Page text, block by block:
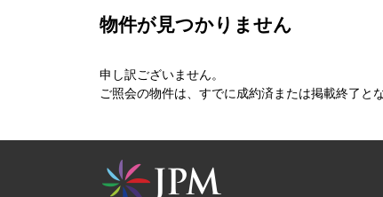
物件が見つかりません
申し訳ございません。
ご照会の物件は、すでに成約済または掲載終了と